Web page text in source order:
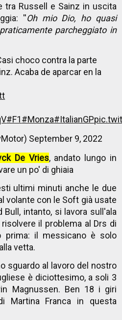
tra Russell e Sainz in uscita
''Oh mio Dio, ho quasi
parcheggiato in
choco contra la parte
Acaba de aparcar en la
#F1#Monza#ItalianGP
September 9, 2022
De Vries, andato lungo in
un po' di ghiaia
ultimi minuti anche le due
volante con le Soft già usate
intanto, si lavora sull'ala
il problema al Drs di
prima: il messicano è solo
vetta.
sguardo al lavoro del nostro
è diciottesimo, a soli 3
Magnussen. Ben 18 i giri
Martina Franca in questa